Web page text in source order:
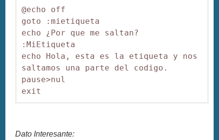
@echo off
goto :mietiqueta
echo ¿Por que me saltan?
:MiEtiqueta
echo Hola, esta es la etiqueta y nos
saltamos una parte del codigo.
pause>nul
exit
Dato Interesante: